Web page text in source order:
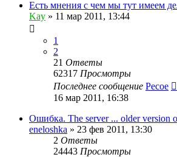
Есть мнения с чем мы тут имеем
Kay » 11 мар 2011, 13:44
1
2
21 Ответы
62317 Просмотры
Последнее сообщение Pecoe
16 мар 2011, 16:38
Ошибка. The server ... older version
eneloshka » 23 фев 2011, 13:30
2 Ответы
24443 Просмотры